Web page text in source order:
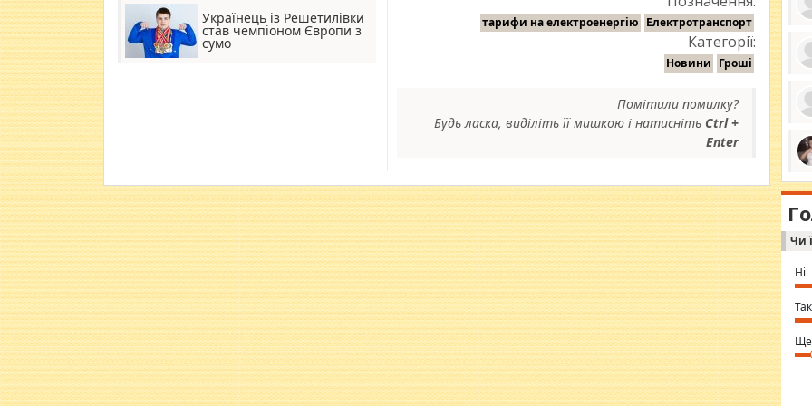
Українець із Решетилівки
став чемпіоном Європи з
сумо
тарифи на електроенергію Електротранспорт
Категорії:
Новини Гроші
Помітили помилку?
Будь ласка, виділіть її мишкою і натисніть Ctrl +
Enter
за
ми
in
⇒
Чи
Ні
Так
Ще